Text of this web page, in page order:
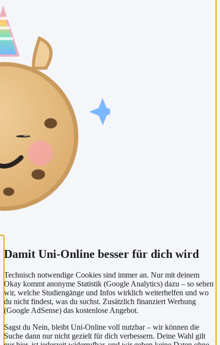
Damit Uni-Online besser für dich wird
Technisch notwendige Cookies sind immer an. Nur mit deinem
Okay kommt anonyme Statistik (Google Analytics) dazu – so sehen
wir, welche Studiengänge und Infos wirklich weiterhelfen und wo
du nicht findest, was du suchst. Zusätzlich finanziert Werbung
(Google AdSense) das kostenlose Angebot.
Sagst du Nein, bleibt Uni-Online voll nutzbar – wir können die
Suche dann nur nicht gezielt für dich verbessern. Deine Wahl gilt